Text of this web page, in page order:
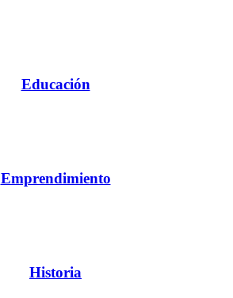
Educación
Emprendimiento
Historia